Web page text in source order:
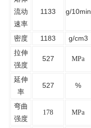
流动
速率
1133 g/10min
密度 1183 g/cm3
拉伸
强度
527 MPa
延伸
率
527 %
弯曲
强度
178 MPa